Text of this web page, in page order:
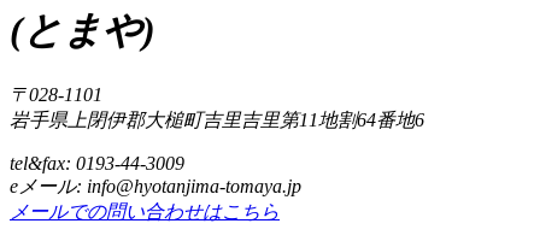
(とまや)
〒028-1101
岩手県上閉伊郡大槌町吉里吉里第11地割64番地6
tel&fax: 0193-44-3009
eメール: info@hyotanjima-tomaya.jp
メールでの問い合わせはこちら